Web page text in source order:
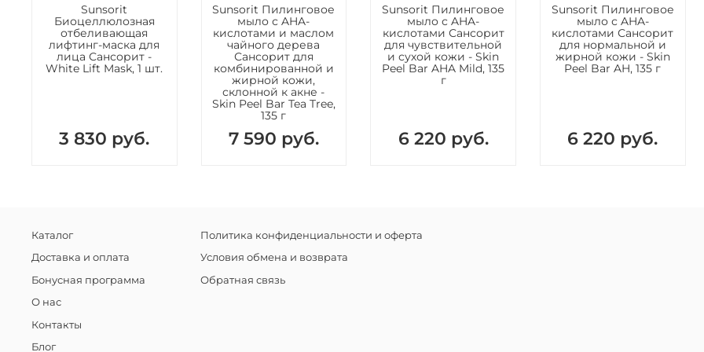
горячей
Если у
Sunsorit
Биоцеллюлозная
отбеливающая
лифтинг-маска для
лица Сансорит -
White Lift Mask, 1 шт.
3 830 руб.
Sunsorit Пилинговое
мыло с AHA-
кислотами и маслом
чайного дерева
Сансорит для
комбинированной и
жирной кожи,
склонной к акне -
Skin Peel Bar Tea Tree,
135 г
7 590 руб.
Sunsorit Пилинговое
мыло с AHA-
кислотами Сансорит
для чувствительной
и сухой кожи - Skin
Peel Bar AHA Mild, 135
г
6 220 руб.
Sunsorit Пилинговое
мыло с AHA-
кислотами Сансорит
для нормальной и
жирной кожи - Skin
Peel Bar AH, 135 г
6 220 руб.
Каталог
Доставка и оплата
Бонусная программа
О нас
Контакты
Блог
Политика конфиденциальности и оферта
Условия обмена и возврата
Обратная связь